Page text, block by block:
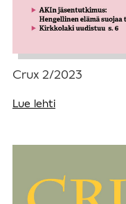
Crux 2/2023
Lue lehti